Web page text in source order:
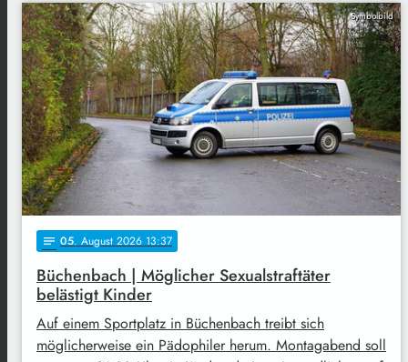
Symbolbild
notes 05. August 2026 13:37
Büchenbach | Möglicher Sexualstraftäter
belästigt Kinder
Auf einem Sportplatz in Büchenbach treibt sich
möglicherweise ein Pädophiler herum. Montagabend soll